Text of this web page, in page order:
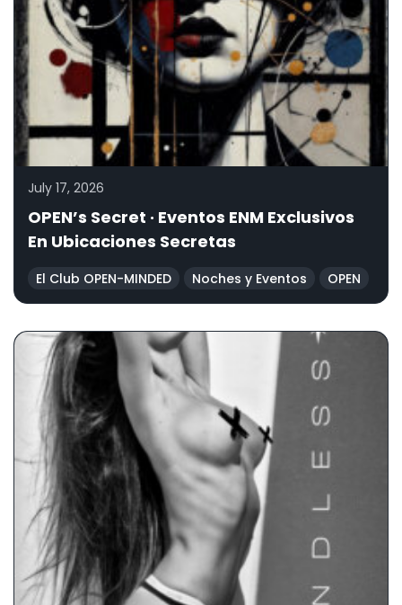
July 17, 2026
OPEN’s Secret · Eventos ENM Exclusivos
En Ubicaciones Secretas
El Club OPEN-MINDED Noches y Eventos OPEN